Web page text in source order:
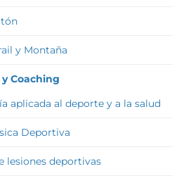
y Montaña
Coaching
aplicada al deporte y a la salud
Deportiva
lesiones deportivas